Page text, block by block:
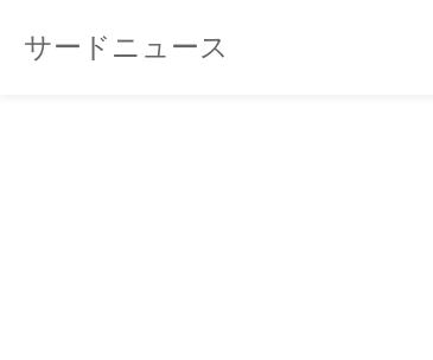
サードニュース